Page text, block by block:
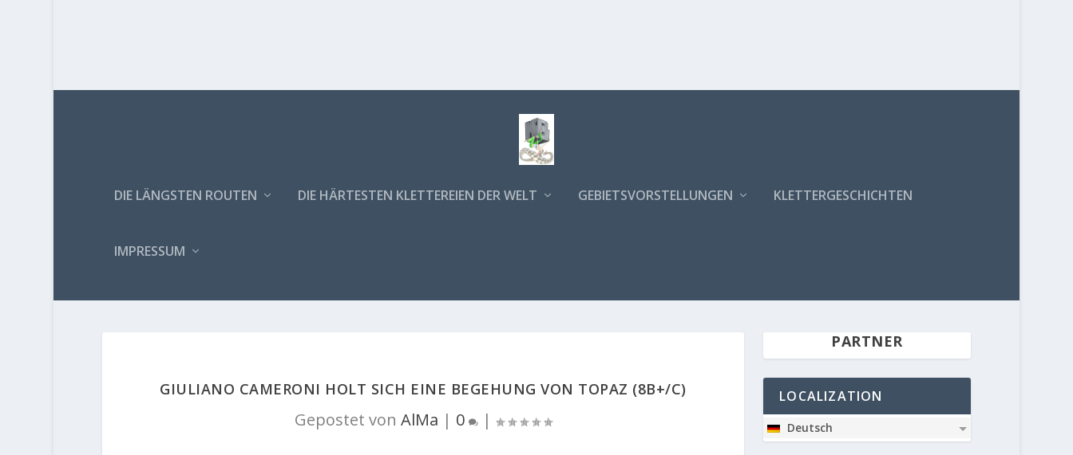
DIE LÄNGSTEN ROUTEN DIE HÄRTESTEN KLETTEREIEN DER WELT GEBIETSVORSTELLUNGEN KLETTERGESCHICHTEN
IMPRESSUM
GIULIANO CAMERONI HOLT SICH EINE BEGEHUNG VON TOPAZ (8B+/C)
Gepostet von AlMa | 0 |
PARTNER
LOCALIZATION
Deutsch